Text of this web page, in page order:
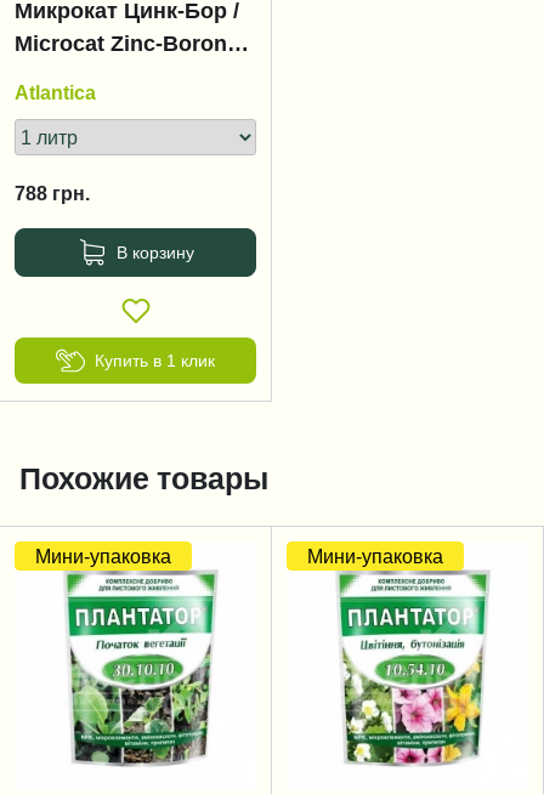
Микрокат Цинк-Бор /
Microcat Zinc-Boron
Atlantica
788 грн.
В корзину
Купить в 1 клик
Похожие товары
Мини-упаковка Мини-упаковка